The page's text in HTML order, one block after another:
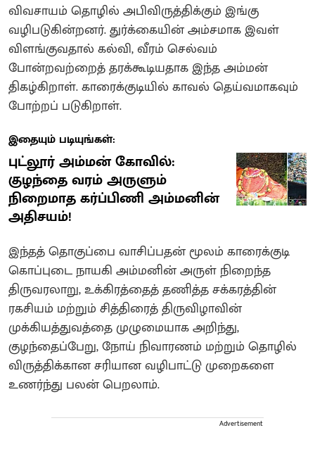
விவசாயம் தொழில் அபிவிருத்திக்கும் இங்கு
வழிபடுகின்றனர்‌. துர்க்கையின் அம்சமாக இவள்
விளங்குவதால் கல்வி, வீரம் செல்வம்
போன்றவற்றைத் தரக்கூடியதாக இந்த அம்மன்
திகழ்கிறாள். காரைக்குடியில் காவல் தெய்வமாகவும்
போற்றப் படுகிறாள்.
இதையும் படியுங்கள்:
புட்லூர் அம்மன் கோவில்:
குழந்தை வரம் அருளும்
நிறைமாத கர்ப்பிணி அம்மனின்
அதிசயம்!
இந்தத் தொகுப்பை வாசிப்பதன் மூலம் காரைக்குடி
கொப்புடை நாயகி அம்மனின் அருள் நிறைந்த
திருவரலாறு, உக்கிரத்தைத் தணித்த சக்கரத்தின்
ரகசியம் மற்றும் சித்திரைத் திருவிழாவின்
முக்கியத்துவத்தை முழுமையாக அறிந்து,
குழந்தைப்பேறு, நோய் நிவாரணம் மற்றும் தொழில்
விருத்திக்கான சரியான வழிபாட்டு முறைகளை
உணர்ந்து பலன் பெறலாம்.
Advertisement